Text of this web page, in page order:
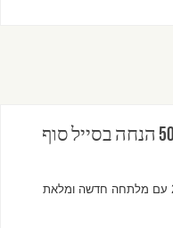
פותחים את 2025 בסטייל: עד 50% הנחה בסייל סוף
הגיע הזמן להיפרד מ-2024 ולהתחיל את 2025 עם מלתחה חדשה ומלאת